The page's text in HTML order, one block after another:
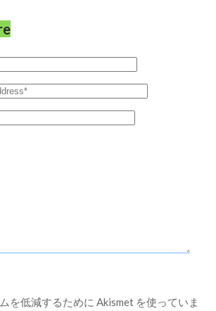
を低減するために Akismet を使っていま